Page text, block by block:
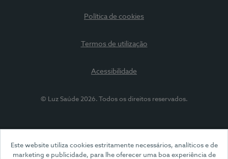
Este website utiliza cookies estritamente necessários, analíticos e de
marketing e publicidade, para lhe oferecer uma boa experiência de
Política de cookies
Termos de utilização
Acessibilidade
© Luz Saúde 2026. Todos os direitos reservados.